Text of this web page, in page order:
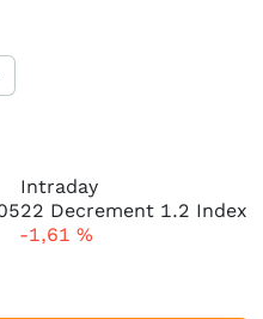
Intraday
-1,61 %